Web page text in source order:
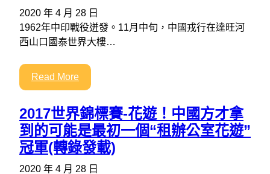
2020 年 4 月 28 日
1962年中印戰役迸發。11月中旬，中國戎行在達旺河
西山口國泰世界大樓…
Read More
2017世界錦標賽-花遊！中國方才拿
到的可能是最初一個“租辦公室花遊”
冠軍(轉錄發載)
2020 年 4 月 28 日